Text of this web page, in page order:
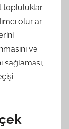
topluluklar
olurlar.
ve
sağlaması,